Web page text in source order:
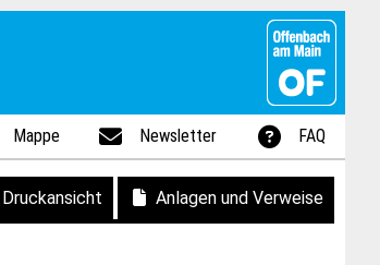
Mappe Newsletter FAQ
Druckansicht Anlagen und Verweise